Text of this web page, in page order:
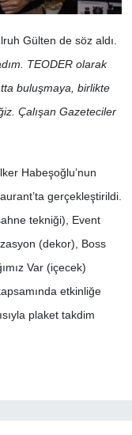
Gülten de söz aldı.
TEODER olarak
buluşmaya, birlikte
Çalışan Gazeteciler
Habeşoğlu’nun
gerçekleştirildi.
tekniği), Event
(dekor), Boss
Var (içecek)
etkinliğe
plaket takdim